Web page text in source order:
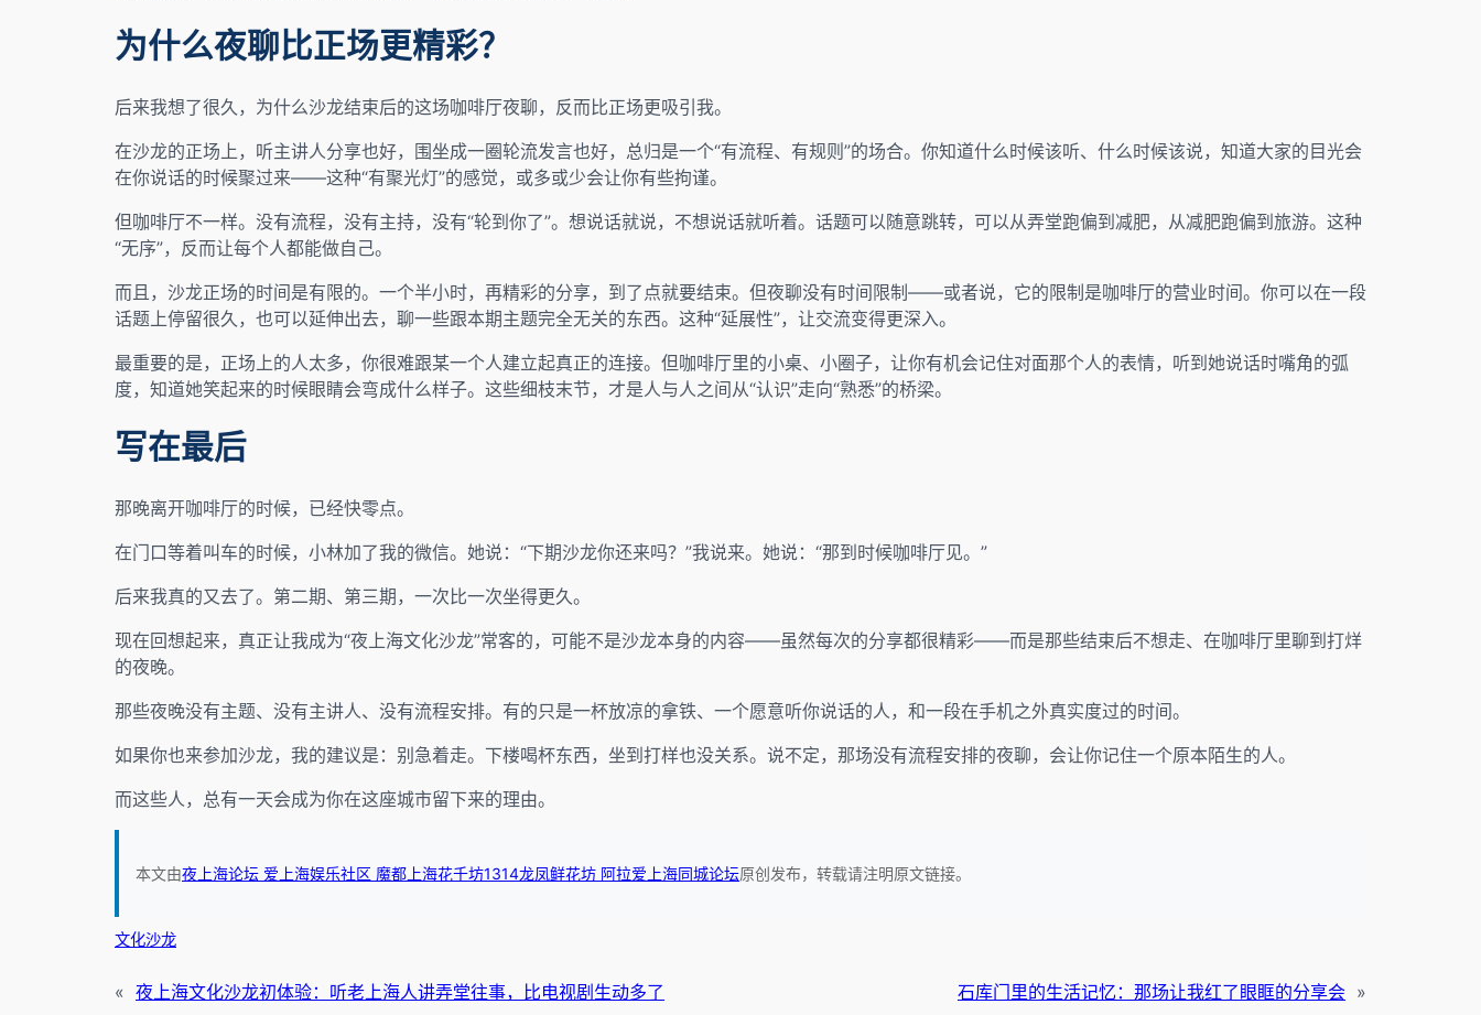
为什么夜聊比正场更精彩？
后来我想了很久，为什么沙龙结束后的这场咖啡厅夜聊，反而比正场更吸引我。
在沙龙的正场上，听主讲人分享也好，围坐成一圈轮流发言也好，总归是一个“有流程、有规则”的场合。你知道什么时候该听、什么时候该说，知道大家的目光会
在你说话的时候聚过来——这种“有聚光灯”的感觉，或多或少会让你有些拘谨。
但咖啡厅不一样。没有流程，没有主持，没有“轮到你了”。想说话就说，不想说话就听着。话题可以随意跳转，可以从弄堂跑偏到减肥，从减肥跑偏到旅游。这种
“无序”，反而让每个人都能做自己。
而且，沙龙正场的时间是有限的。一个半小时，再精彩的分享，到了点就要结束。但夜聊没有时间限制——或者说，它的限制是咖啡厅的营业时间。你可以在一段
话题上停留很久，也可以延伸出去，聊一些跟本期主题完全无关的东西。这种“延展性”，让交流变得更深入。
最重要的是，正场上的人太多，你很难跟某一个人建立起真正的连接。但咖啡厅里的小桌、小圈子，让你有机会记住对面那个人的表情，听到她说话时嘴角的弧
度，知道她笑起来的时候眼睛会弯成什么样子。这些细枝末节，才是人与人之间从“认识”走向“熟悉”的桥梁。
写在最后
那晚离开咖啡厅的时候，已经快零点。
在门口等着叫车的时候，小林加了我的微信。她说：“下期沙龙你还来吗？”我说来。她说：“那到时候咖啡厅见。”
后来我真的又去了。第二期、第三期，一次比一次坐得更久。
现在回想起来，真正让我成为“夜上海文化沙龙”常客的，可能不是沙龙本身的内容——虽然每次的分享都很精彩——而是那些结束后不想走、在咖啡厅里聊到打烊
的夜晚。
那些夜晚没有主题、没有主讲人、没有流程安排。有的只是一杯放凉的拿铁、一个愿意听你说话的人，和一段在手机之外真实度过的时间。
如果你也来参加沙龙，我的建议是：别急着走。下楼喝杯东西，坐到打样也没关系。说不定，那场没有流程安排的夜聊，会让你记住一个原本陌生的人。
而这些人，总有一天会成为你在这座城市留下来的理由。
本文由夜上海论坛 爱上海娱乐社区 魔都上海花千坊1314龙凤鲜花坊 阿拉爱上海同城论坛原创发布，转载请注明原文链接。
文化沙龙
« 夜上海文化沙龙初体验：听老上海人讲弄堂往事，比电视剧生动多了 石库门里的生活记忆：那场让我红了眼眶的分享会 »